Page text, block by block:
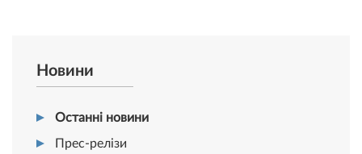
Новини
Останні новини
Прес-релізи